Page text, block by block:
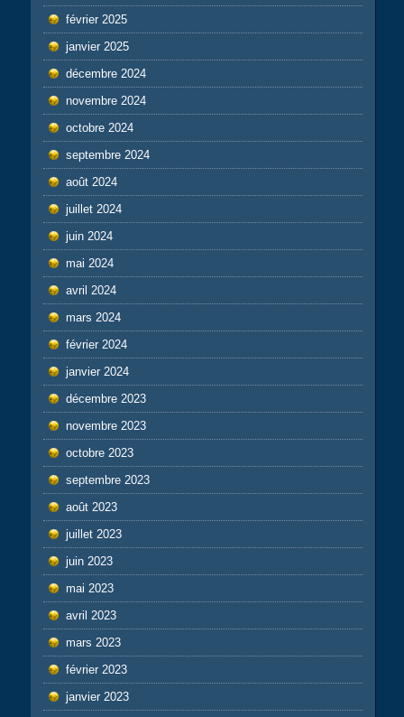
février 2025
janvier 2025
décembre 2024
novembre 2024
octobre 2024
septembre 2024
août 2024
juillet 2024
juin 2024
mai 2024
avril 2024
mars 2024
février 2024
janvier 2024
décembre 2023
novembre 2023
octobre 2023
septembre 2023
août 2023
juillet 2023
juin 2023
mai 2023
avril 2023
mars 2023
février 2023
janvier 2023